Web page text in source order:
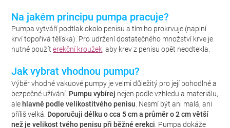
Na jakém principu pumpa pracuje?
Pumpa vytváří podtlak okolo penisu a tím ho prokrvuje (naplní
krví topořivá tělíska). Pro udržení dostatečného množství krve je
nutné použít erekční kroužek, aby krev z penisu opět neodtekla.
Jak vybrat vhodnou pumpu?
Výběr vhodné vakuové pumpy je velmi důležitý pro její pohodlné a
bezpečné užívání. Pumpu vybírej nejen podle vzhledu a materiálu,
ale hlavně podle velikostitvého penisu. Nesmí být ani malá, ani
příliš velká. Doporučuji délku o cca 5 cm a průměr o 2 cm větší
než je velikost tvého penisu při běžné erekci. Pumpa dokáže